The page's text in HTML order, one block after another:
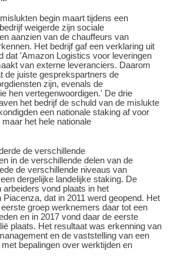
begin maart tijdens een
weigerde zijn sociale
aanzien van de chauffeurs van
Het bedrijf gaf een verklaring uit
dat 'Amazon Logistics voor leveringen
van externe leveranciers. Daarom
de juiste gesprekspartners de
zijn, evenals de
hen vertegenwoordigen.' De drie
het bedrijf de schuld van de mislukte
een nationale staking af voor
het hele nationale
de verschillende
in de verschillende delen van de
de verschillende niveaus van
dergelijke landelijke staking. De
vond plaats in het
dat in 2011 werd geopend. Het
groep werknemers daar tot een
en in 2017 vond daar de eerste
plaats. Het resultaat was erkenning van
en de vaststelling van een
bepalingen over werktijden en